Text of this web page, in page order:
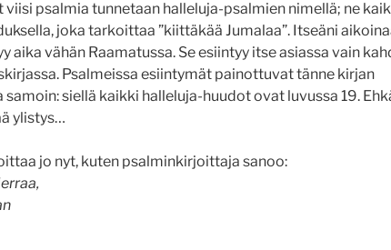
psalmia tunnetaan halleluja-psalmien nimellä; ne
joka tarkoittaa ”kiittäkää Jumalaa”. Itseäni
aika vähän Raamatussa. Se esiintyy itse asiassa vain
Psalmeissa esiintymät painottuvat tänne kirjan
siellä kaikki halleluja-huudot ovat luvussa 19.
ylistys…
jo nyt, kuten psalminkirjoittaja sanoo: